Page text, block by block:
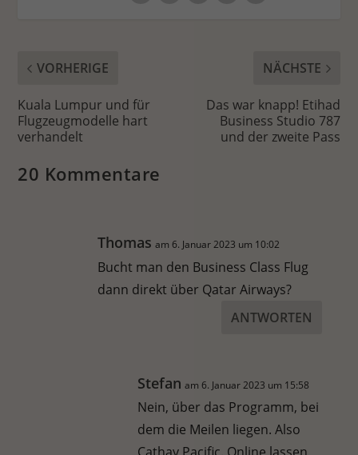
VORHERIGE
Kuala Lumpur und für
Flugzeugmodelle hart
verhandelt
NÄCHSTE
Das war knapp! Etihad
Business Studio 787
und der zweite Pass
20 Kommentare
Thomas am 6. Januar 2023 um 10:02
Bucht man den Business Class Flug
dann direkt über Qatar Airways?
ANTWORTEN
Stefan am 6. Januar 2023 um 15:58
Nein, über das Programm, bei
dem die Meilen liegen. Also